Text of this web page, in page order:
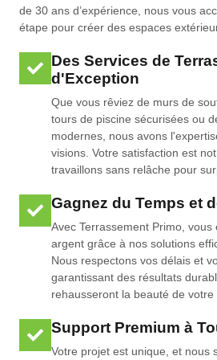
de 30 ans d’expérience, nous vous
étape pour créer des espaces
Des Services de
d'Exception
Que vous rêviez de murs de
tours de piscine sécurisées ou
modernes, nous avons
visions. Votre satisfaction est
travaillons sans relâche pour
Gagnez du Temps et
Avec Terrassement Primo,
argent grâce à nos solutions
Nous respectons vos délais et
garantissant des résultats
rehausseront la beauté de votre
Support Premium à
Votre projet est unique, et nous